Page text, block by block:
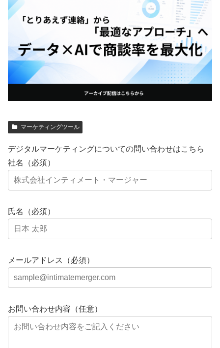
マーケティングツール
デジタルマーケティングについての問い合わせはこちら
社名（必須）
氏名（必須）
メールアドレス（必須）
お問い合わせ内容（任意）